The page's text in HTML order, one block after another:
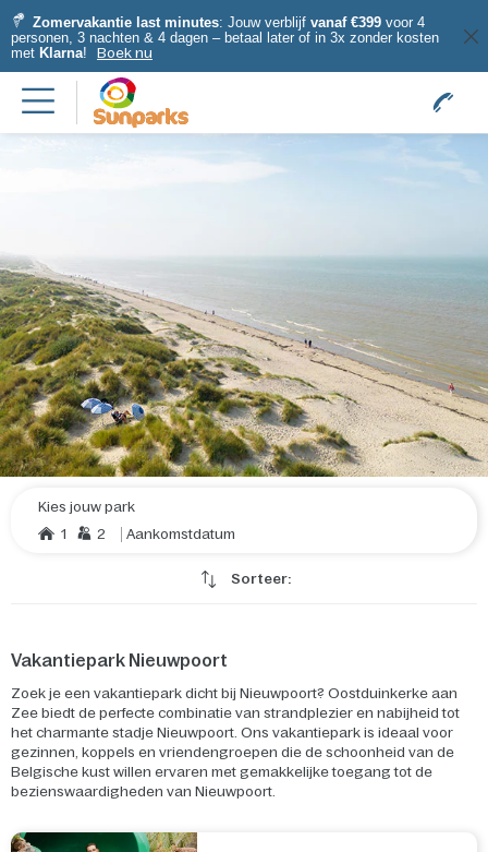
Zomervakantie last minutes: Jouw verblijf vanaf €399 voor 4
personen, 3 nachten & 4 dagen – betaal later of in 3x zonder kosten
met Klarna! Boek nu
Kies jouw park
1
2 Aankomstdatum
Sorteer:
Vakantiepark Nieuwpoort
Zoek je een vakantiepark dicht bij Nieuwpoort? Oostduinkerke aan
Zee biedt de perfecte combinatie van strandplezier en nabijheid tot
het charmante stadje Nieuwpoort. Ons vakantiepark is ideaal voor
gezinnen, koppels en vriendengroepen die de schoonheid van de
Belgische kust willen ervaren met gemakkelijke toegang tot de
bezienswaardigheden van Nieuwpoort.